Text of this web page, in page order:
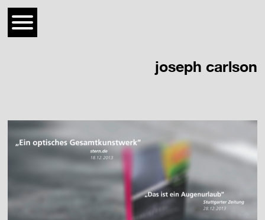
joseph carlson